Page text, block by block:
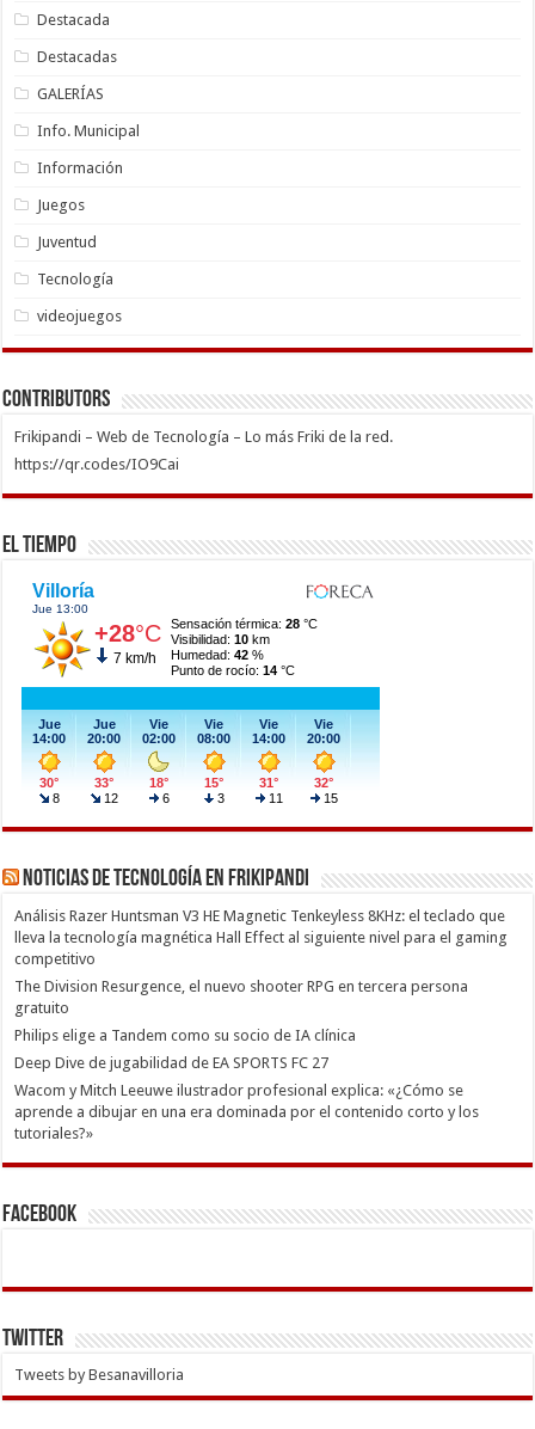
Destacada
Destacadas
GALERÍAS
Info. Municipal
Información
Juegos
Juventud
Tecnología
videojuegos
Contributors
Frikipandi – Web de Tecnología – Lo más Friki de la red.
https://qr.codes/IO9Cai
El Tiempo
Noticias de Tecnología en Frikipandi
Análisis Razer Huntsman V3 HE Magnetic Tenkeyless 8KHz: el teclado que
lleva la tecnología magnética Hall Effect al siguiente nivel para el gaming
competitivo
The Division Resurgence, el nuevo shooter RPG en tercera persona
gratuito
Philips elige a Tandem como su socio de IA clínica
Deep Dive de jugabilidad de EA SPORTS FC 27
Wacom y Mitch Leeuwe ilustrador profesional explica: «¿Cómo se
aprende a dibujar en una era dominada por el contenido corto y los
tutoriales?»
Facebook
Twitter
Tweets by Besanavilloria